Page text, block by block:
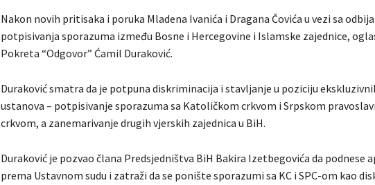
Nakon novih pritisaka i poruka Mladena Ivanića i Dragana Čovića u vezi sa
potpisivanja sporazuma između Bosne i Hercegovine i Islamske zajednice,
Pokreta “Odgovor” Ćamil Duraković.
Duraković smatra da je potpuna diskriminacija i stavljanje u poziciju
ustanova – potpisivanje sporazuma sa Katoličkom crkvom i Srpskom
crkvom, a zanemarivanje drugih vjerskih zajednica u BiH.
Duraković je pozvao člana Predsjedništva BiH Bakira Izetbegovića da podnese
prema Ustavnom sudu i zatraži da se ponište sporazumi sa KC i SPC-om kao